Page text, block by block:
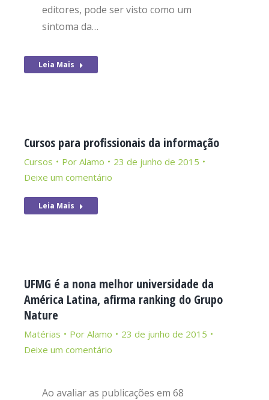
editores, pode ser visto como um
sintoma da…
Leia Mais
Cursos para profissionais da informação
Cursos Por Alamo
23 de junho de 2015
Deixe um comentário
Leia Mais
UFMG é a nona melhor universidade da
América Latina, afirma ranking do Grupo
Nature
Matérias Por Alamo
23 de junho de 2015
Deixe um comentário
Ao avaliar as publicações em 68